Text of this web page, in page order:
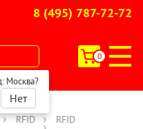
8 (495) 787-72-72
0
Москва?
Нет
RFID
RFID